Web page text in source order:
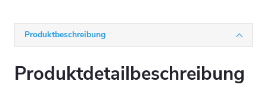
Produktbeschreibung
Produktdetailbeschreibung